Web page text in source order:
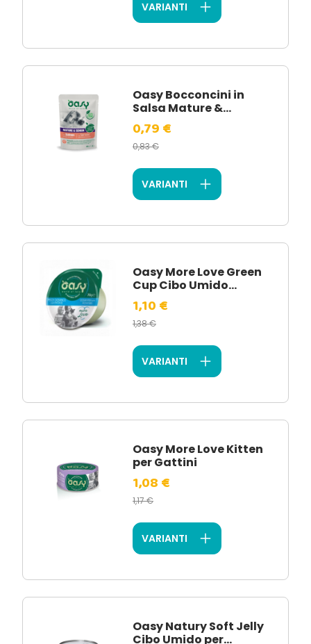
VARIANTI
Oasy Bocconcini in
Salsa Mature &...
0,79 €
0,83 €
VARIANTI
Oasy More Love Green
Cup Cibo Umido...
1,10 €
1,38 €
VARIANTI
Oasy More Love Kitten
per Gattini
1,08 €
1,17 €
VARIANTI
Oasy Natury Soft Jelly
Cibo Umido per...